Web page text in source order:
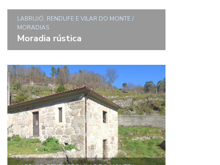
LABRUJÓ, RENDUFE E VILAR DO MONTE /
MORADIAS
Moradia rústica